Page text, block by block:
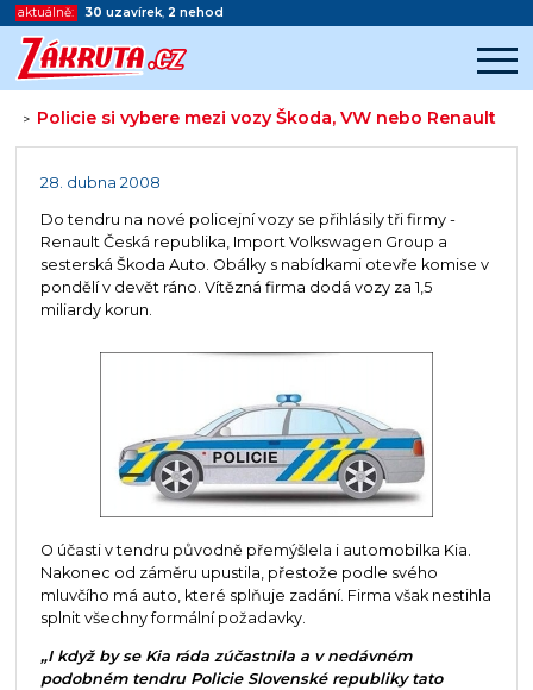
aktuálně: 30 uzavírek, 2 nehod
> Policie si vybere mezi vozy Škoda, VW nebo Renault
Začátek reklamy
28. dubna 2008
Do tendru na nové policejní vozy se přihlásily tři firmy -
Renault Česká republika, Import Volkswagen Group a
sesterská Škoda Auto. Obálky s nabídkami otevře komise v
pondělí v devět ráno. Vítězná firma dodá vozy za 1,5
miliardy korun.
O účasti v tendru původně přemýšlela i automobilka Kia.
Nakonec od záměru upustila, přestože podle svého
mluvčího má auto, které splňuje zadání. Firma však nestihla
splnit všechny formální požadavky.
„I když by se Kia ráda zúčastnila a v nedávném
podobném tendru Policie Slovenské republiky tato